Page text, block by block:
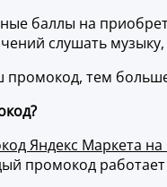
баллы на
слушать
промокод, тем
Яндекс Маркета на
промокод работает